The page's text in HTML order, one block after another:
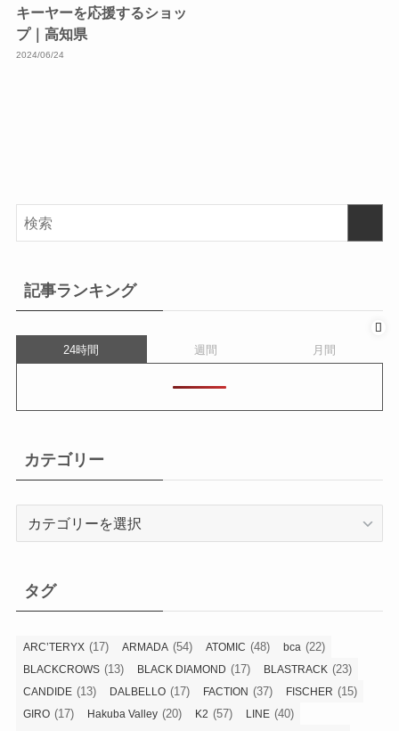
キーヤーを応援するショッ
プ｜高知県
2024/06/24
記事ランキング
24時間 週間 月間
カテゴリー
ー
タグ
ARC’TERYX (17) ARMADA (54) ATOMIC (48) bca (22)
BLACKCROWS (13) BLACK DIAMOND (17) BLASTRACK (23)
CANDIDE (13) DALBELLO (17) FACTION (37) FISCHER (15)
GIRO (17) Hakuba Valley (20) K2 (57) LINE (40)